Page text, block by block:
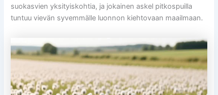
suokasvien yksityiskohtia, ja jokainen askel pitkospuilla
tuntuu vievän syvemmälle luonnon kiehtovaan maailmaan.